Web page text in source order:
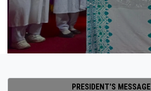
PRESIDENT'S MESSAGE